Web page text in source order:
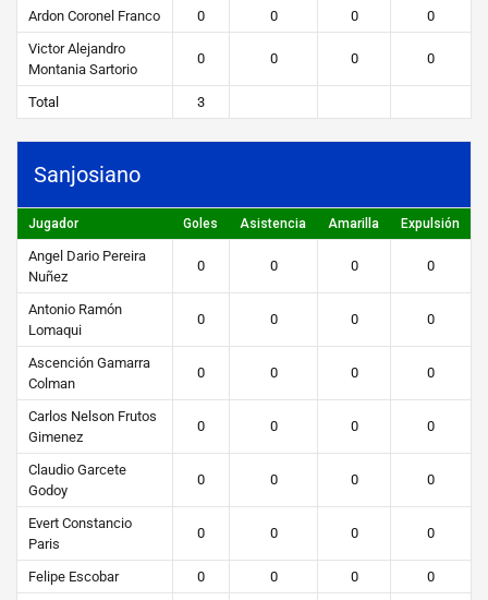
Ardon Coronel Franco 0 0 0
0
Victor Alejandro
Montania Sartorio
0 0 0 0
Total 3
Sanjosiano
Jugador Goles Asistencia Amarilla Expulsión
Angel Dario Pereira
Nuñez
0 0 0 0
Antonio Ramón
Lomaqui
0 0 0 0
Ascención Gamarra
Colman
0 0 0 0
Carlos Nelson Frutos
Gimenez
0 0 0 0
Claudio Garcete
Godoy
0 0 0 0
Evert Constancio
Paris
0 0 0 0
Felipe Escobar 0 0 0
0